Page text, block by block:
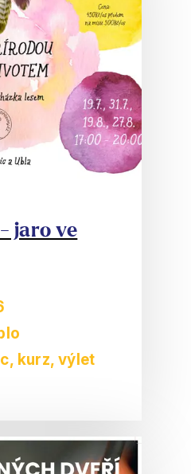
jaro ve
, kurz, výlet